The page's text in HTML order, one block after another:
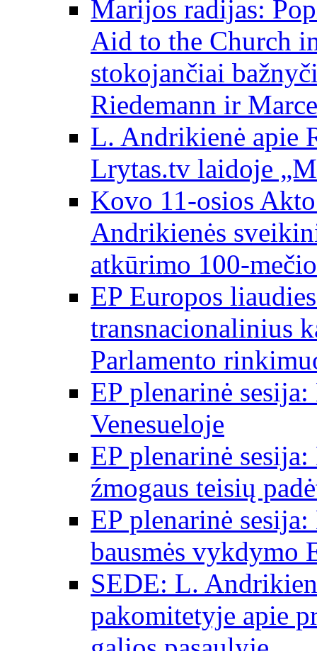
Marijos radijas:
Aid to the Church
stokojančiai
Riedemann ir
L. Andrikienė apie
Lrytas.tv laidoje
Kovo 11-osios
Andrikienės
atkūrimo 100-
EP Europos
transnacionalinius
Parlamento
EP plenarinė
Venesueloje
EP plenarinė
źmogaus teisių
EP plenarinė
bausmės vykdymo
SEDE: L.
pakomitetyje apie